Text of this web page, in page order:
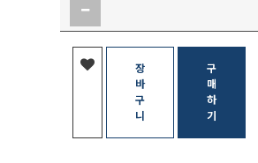
장
바
구
니
구
매
하
기